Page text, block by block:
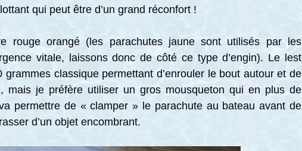
qui peut être d’un grand réconfort !
rouge orangé (les parachutes jaune sont utilisés par les
vitale, laissons donc de côté ce type d’engin). Le lest
classique permettant d’enrouler le bout autour et de
mais je préfère utiliser un gros mousqueton qui en plus de
permettre de « clamper » le parachute au bateau avant de
d’un objet encombrant.